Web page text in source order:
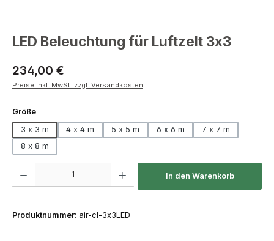
LED Beleuchtung für Luftzelt 3x3
Regulärer Preis:
234,00 €
Preise inkl. MwSt. zzgl. Versandkosten
Größeauswählen
3 x 3 m
4 x 4 m 5 x 5 m 6 x 6 m
7 x 7 m
8 x 8 m
In den Warenkorb
Produktnummer: air-cl-3x3LED